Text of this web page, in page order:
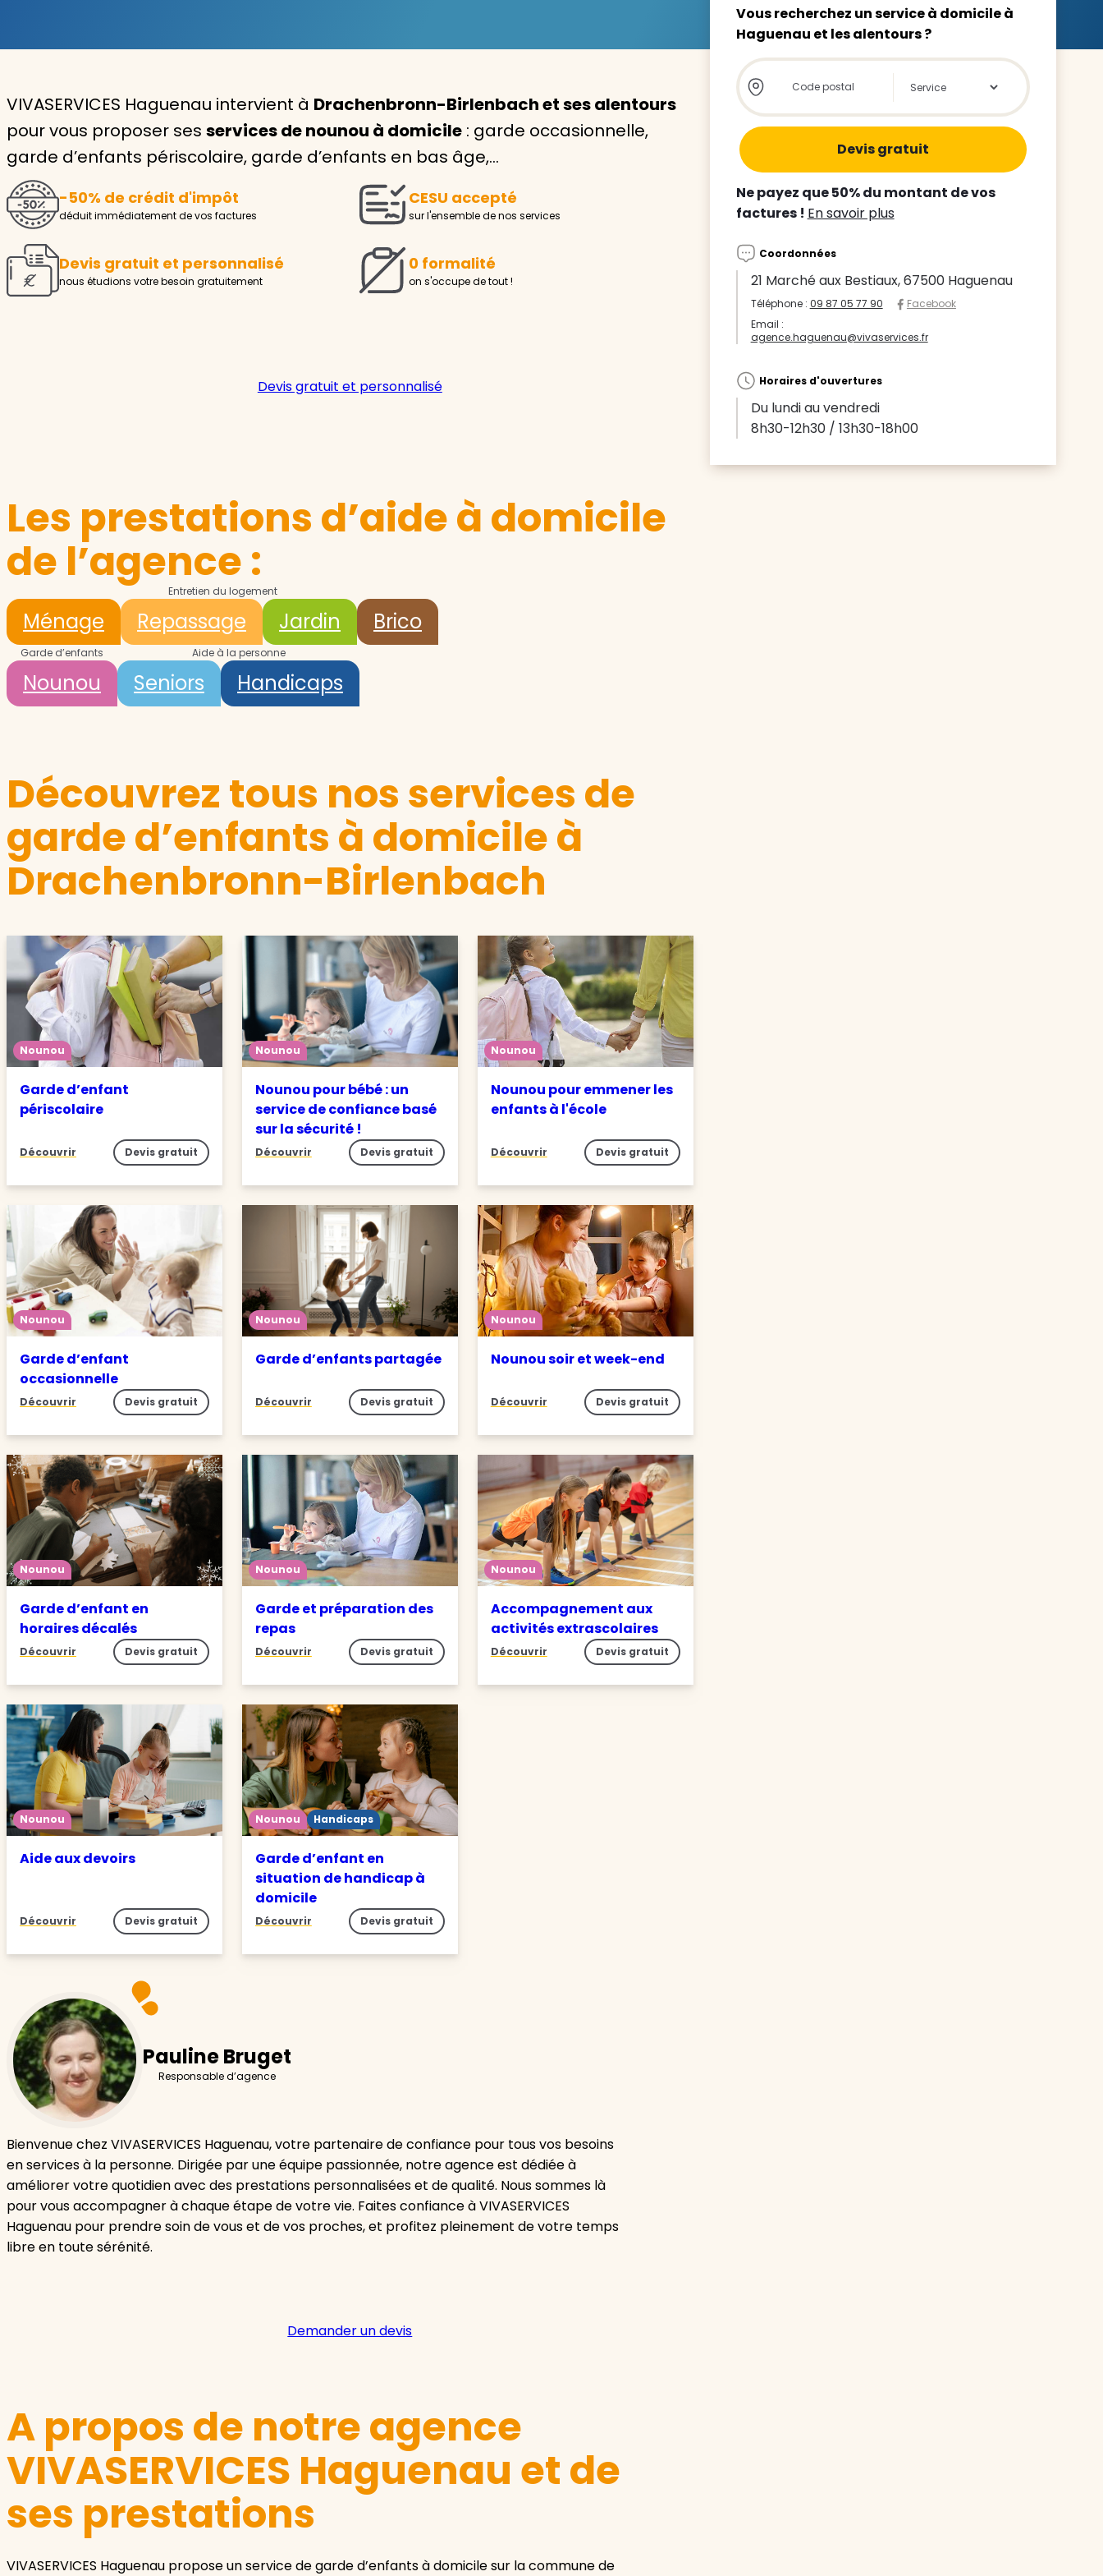
Aide à la personne
Seniors
Handicaps
Voir tous les services
Avec VIVASERVICES, trouvez le
service à domicile qui vous
Pour l’entretien de votre logement, la garde de votre enfant
ou l’accompagnement d’un parent, nos intervenants à
Demander un devis gratuit
Trouver mon agence
VIVASERVICES Haguenau intervient à Drachenbronn-Birlenbach et ses alentours
pour vous proposer ses services de nounou à domicile : garde occasionnelle,
garde d’enfants périscolaire, garde d’enfants en bas âge,…
-50% de crédit d'impôt
déduit immédiatement de vos factures
CESU accepté
sur l'ensemble de nos services
Devis gratuit et personnalisé
nous étudions votre besoin gratuitement
0 formalité
on s'occupe de tout !
Devis gratuit et personnalisé
Les prestations d’aide à domicile
de l’agence :
Entretien du logement
Ménage Repassage Jardin Brico
Garde d’enfants
Nounou
Aide à la personne
Seniors Handicaps
Découvrez tous nos services de
garde d’enfants à domicile à
Drachenbronn-Birlenbach
Nounou
Garde d’enfant
périscolaire
Découvrir Devis gratuit
Nounou
Nounou pour bébé : un
service de confiance basé
sur la sécurité !
Découvrir Devis gratuit
Nounou
Nounou pour emmener les
enfants à l'école
Découvrir Devis gratuit
Nounou
Garde d’enfant
occasionnelle
Découvrir Devis gratuit
Nounou
Garde d’enfants partagée
Découvrir Devis gratuit
Nounou
Nounou soir et week-end
Découvrir Devis gratuit
Nounou
Garde d’enfant en
horaires décalés
Découvrir Devis gratuit
Nounou
Garde et préparation des
repas
Découvrir Devis gratuit
Nounou
Accompagnement aux
activités extrascolaires
Découvrir Devis gratuit
Nounou
Aide aux devoirs
Découvrir Devis gratuit
Nounou Handicaps
Garde d’enfant en
situation de handicap à
domicile
Découvrir Devis gratuit
Pauline Bruget
Responsable d’agence
Bienvenue chez VIVASERVICES Haguenau, votre partenaire de confiance pour tous vos besoins
en services à la personne. Dirigée par une équipe passionnée, notre agence est dédiée à
améliorer votre quotidien avec des prestations personnalisées et de qualité. Nous sommes là
pour vous accompagner à chaque étape de votre vie. Faites confiance à VIVASERVICES
Haguenau pour prendre soin de vous et de vos proches, et profitez pleinement de votre temps
libre en toute sérénité.
Demander un devis
A propos de notre agence
VIVASERVICES Haguenau et de
ses prestations
VIVASERVICES Haguenau propose un service de garde d’enfants à domicile sur la commune de
Vous recherchez un service à domicile à
Haguenau et les alentours ?
Store locator global - Autocompletion
Rechercher
Ne payez que 50% du montant de vos
factures ! En savoir plus
Coordonnées
21 Marché aux Bestiaux, 67500 Haguenau
Téléphone : 09 87 05 77 90
Facebook
Email :
agence.haguenau@vivaservices.fr
Horaires d'ouvertures
Du lundi au vendredi
8h30-12h30 / 13h30-18h00